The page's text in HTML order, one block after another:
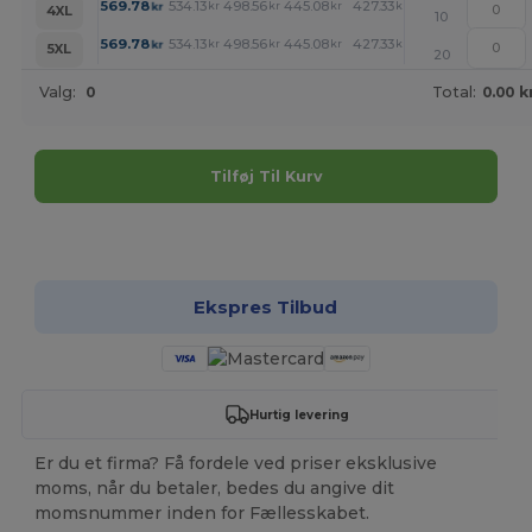
4XL
569.78kr 534.13 kr 498.56 kr 445.08 kr 427.33 kr
10
5XL
569.78kr 534.13 kr 498.56 kr 445.08 kr 427.33 kr +
20
Valg: 0 Total: 0.00
Tilføj Til Kurv
Ekspres Tilbud
Hurtig levering
Er du et firma? Få fordele ved priser eksklusive
moms, når du betaler, bedes du angive dit
momsnummer inden for Fællesskabet.